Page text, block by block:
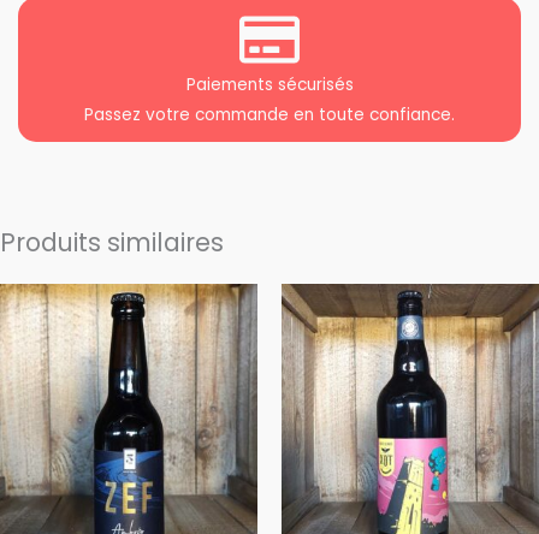
Paiements sécurisés
Passez votre commande en toute confiance.
Produits similaires